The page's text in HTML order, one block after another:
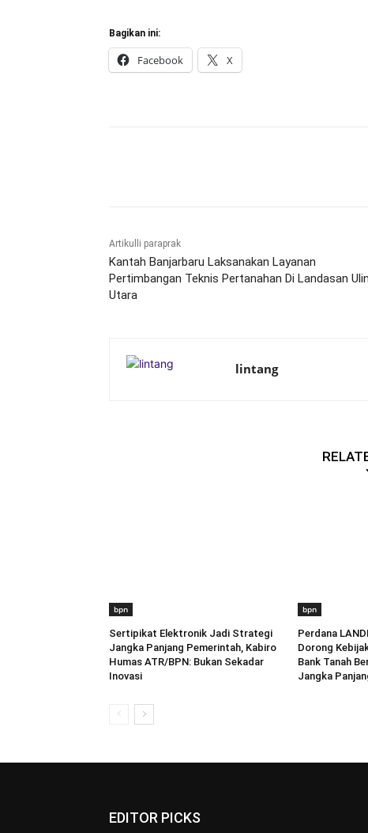
Bagikan ini:
Facebook X
Artikulli paraprak
Kantah Banjarbaru Laksanakan Layanan
Pertimbangan Teknis Pertanahan Di Landasan Ulin
Utara
lintang
bpn
Sertipikat Elektronik Jadi Strategi
Jangka Panjang Pemerintah, Kabiro
Humas ATR/BPN: Bukan Sekadar
Inovasi
bpn
Perdana
Dorong
Bank Tanah
Jangka
EDITOR PICKS